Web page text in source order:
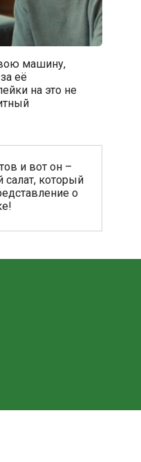
машину,
её
на это не
и вот он –
который
о